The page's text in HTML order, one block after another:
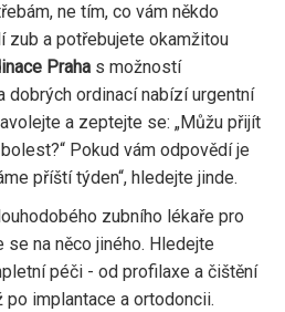
ne tím, co vám někdo
zub a potřebujete okamžitou
Praha s možností
dobrých ordinací nabízí urgentní
a zeptejte se: „Můžu přijít
Pokud vám odpovědí je
příští týden“, hledejte jinde.
zubního lékaře pro
na něco jiného. Hledejte
péči - od profilaxe a čištění
implantace a ortodoncii.